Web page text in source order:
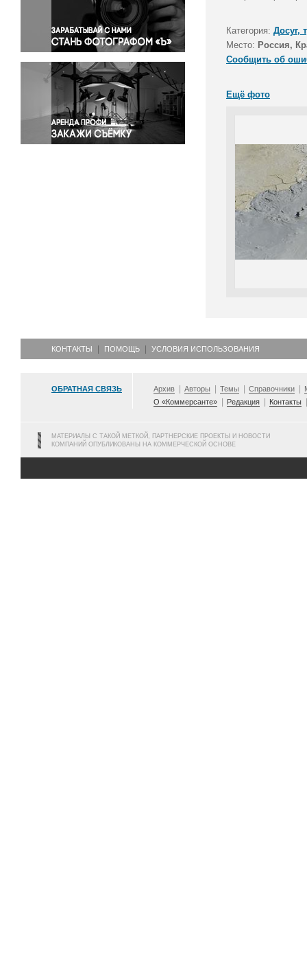
Правосудие
Происшествия и конфликты
Религия
Светская жизнь
Спорт
Экология
Экономика и бизнес
Категория: Досуг,
Место: Россия,
Сообщить об
Ещё фото
КОНТАКТЫ ПОМОЩЬ УСЛОВИЯ ИСПОЛЬЗОВАНИЯ
ОБРАТНАЯ СВЯЗЬ Архив Авторы Темы Справочники
О «Коммерсанте»
Редакция Контакты
МАТЕРИАЛЫ С ТАКОЙ МЕТКОЙ, ПАРТНЕРСКИЕ ПРОЕКТЫ И НОВОСТИ
КОМПАНИЙ ОПУБЛИКОВАНЫ НА КОММЕРЧЕСКОЙ ОСНОВЕ